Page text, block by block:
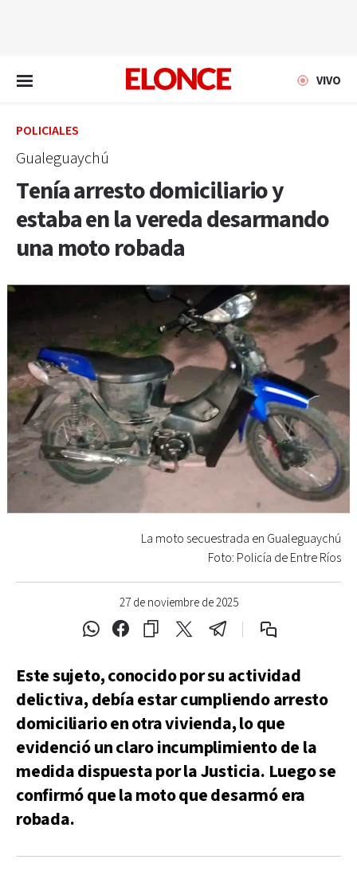
VIVO
POLICIALES
Gualeguaychú
Tenía arresto domiciliario y
estaba en la vereda desarmando
una moto robada
27 de noviembre de 2025
La moto secuestrada en Gualeguaychú
Foto: Policía de Entre Ríos
Este sujeto, conocido por su actividad
delictiva, debía estar cumpliendo arresto
domiciliario en otra vivienda, lo que
evidenció un claro incumplimiento de la
medida dispuesta por la Justicia. Luego se
confirmó que la moto que desarmó era
robada.